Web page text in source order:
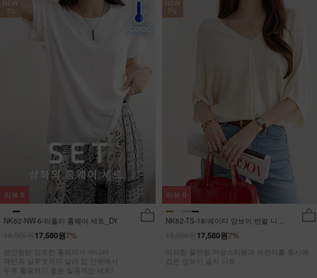
NEW
7%
NK62-NW-6/리플리 홈웨어 세트_DY
7%
17,580원
편안함만 강조한 홈웨어가 아니라
패턴과 실루엣까지 살려 집 안밖에서
두루 활용하기 좋은 실용적인 세트!
리뷰 0
NEW
7%
NK62-TS-18/레이티 양브이 반팔 니트
7%
17,580원
여리함 끝판왕 여성스러움과 세련미를 동시에
잡은 양브이 골지 니트
리뷰 0